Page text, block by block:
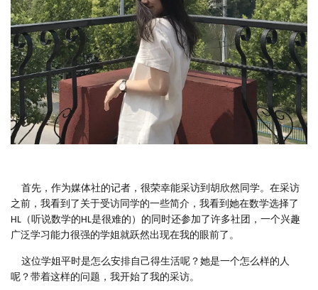
首先，作为媒体社的记者，很荣幸能采访到胡欣然同学。在采访
之前，我看到了关于受访同学的一些简介，我看到她在数学选择了
HL（听说数学的HL是很难的）的同时还参加了许多社团，一个兴趣
广泛学习能力很强的学姐就跃然出现在我的眼前了。
这位学姐平时是怎么安排自己得生活呢？她是一个怎么样的人
呢？带着这样的问题，我开始了我的采访。